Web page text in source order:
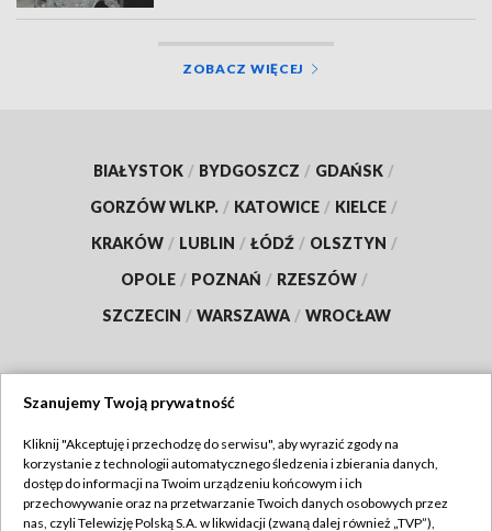
ZOBACZ WIĘCEJ
BIAŁYSTOK / BYDGOSZCZ / GDAŃSK /
GORZÓW WLKP. / KATOWICE / KIELCE /
KRAKÓW / LUBLIN / ŁÓDŹ / OLSZTYN /
OPOLE / POZNAŃ / RZESZÓW /
SZCZECIN / WARSZAWA / WROCŁAW
TVP
Abonament TVP
Regulamin TVP
Szanujemy Twoją prywatność
Kliknij "Akceptuję i przechodzę do serwisu", aby wyrazić zgody na
korzystanie z technologii automatycznego śledzenia i zbierania danych,
dostęp do informacji na Twoim urządzeniu końcowym i ich
przechowywanie oraz na przetwarzanie Twoich danych osobowych przez
nas, czyli Telewizję Polską S.A. w likwidacji (zwaną dalej również „TVP”),